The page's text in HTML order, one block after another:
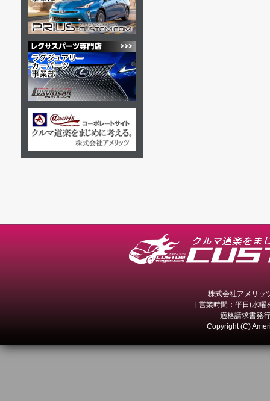
株式会社アメリ
[ 営業時間：平日(水
適格請求書発
Copyright (C)